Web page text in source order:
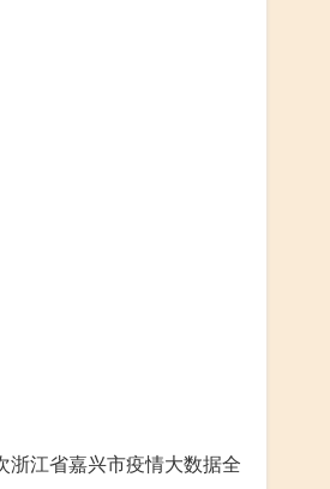
浙江省嘉兴市疫情大数据全